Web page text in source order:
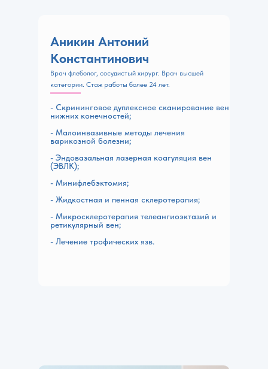
Врач флеболог, сосудистый хирург. Врач высшей
категории. Стаж работы более 24 лет.
Аникин Антоний
Константинович
- Скрининговое дуплексное сканирование вен
нижних конечностей;
- Малоинвазивные методы лечения
варикозной болезни;
- Эндовазальная лазерная коагуляция вен
(ЭВЛК);
- Минифлебэктомия;
- Жидкостная и пенная склеротерапия;
- Микросклеротерапия телеангиоэктазий и
ретикулярный вен;
- Лечение трофических язв.